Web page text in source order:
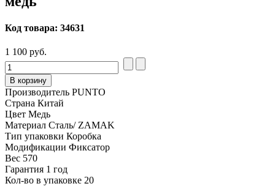
Код товара: 34631
1 100 руб.
В корзину
Производитель PUNTO
Страна Китай
Цвет Медь
Материал Сталь/ ZAMAK
Тип упаковки Коробка
Модификации Фиксатор
Вес 570
Гарантия 1 год
Кол-во в упаковке 20